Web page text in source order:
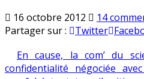
16 octobre 2012 14
Partager sur :
Twitter
En cause, la com’ du
confidentialité négociée